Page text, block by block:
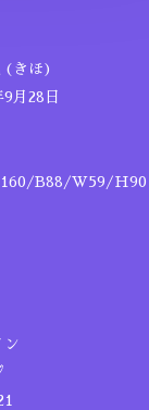
(きほ)
月28日
160/B88/W59/H90
ン